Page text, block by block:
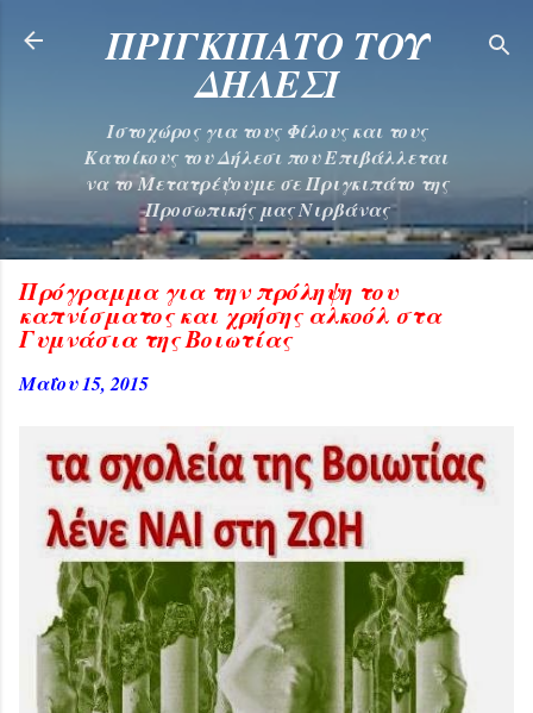
Μετάβαση στο κύριο περιεχόμενο
ΠΡΙΓΚΙΠΑΤΟ ΤΟΥ
ΔΗΛΕΣΙ
Ιστοχώρος για τους Φίλους και τους
Κατοίκους του Δήλεσι που Επιβάλλεται
να το Μετατρέψουμε σε Πριγκιπάτο της
Προσωπικής μας Νιρβάνας
Πρόγραμμα για την πρόληψη του
καπνίσματος και χρήσης αλκοόλ στα
Γυμνάσια της Βοιωτίας
Μαΐου 15, 2015